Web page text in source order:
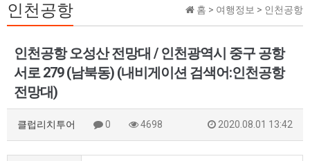
홈 > 여행정보 > 인천공항
인천공항
인천공항 오성산 전망대 / 인천광역시 중구 공항
서로 279 (남북동) (내비게이션 검색어:인천공항
전망대)
클럽리치투어 0 4698 2020.08.01 13:42